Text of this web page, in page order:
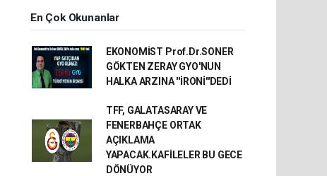
En Çok Okunanlar
EKONOMİST Prof.Dr.SONER
GÖKTEN ZERAY GYO'NUN
HALKA ARZINA ''İRONİ''DEDİ
TFF, GALATASARAY VE
FENERBAHÇE ORTAK
AÇIKLAMA
YAPACAK.KAFİLELER BU GECE
DÖNÜYOR